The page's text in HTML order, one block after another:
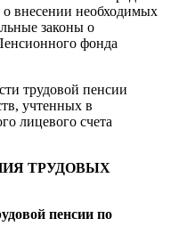
внесении необходимых
законы о
фонда
трудовой пенсии
учтенных в
лицевого счета
ТРУДОВЫХ
пенсии по